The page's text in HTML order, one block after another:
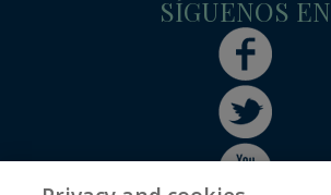
SÍGUENOS EN